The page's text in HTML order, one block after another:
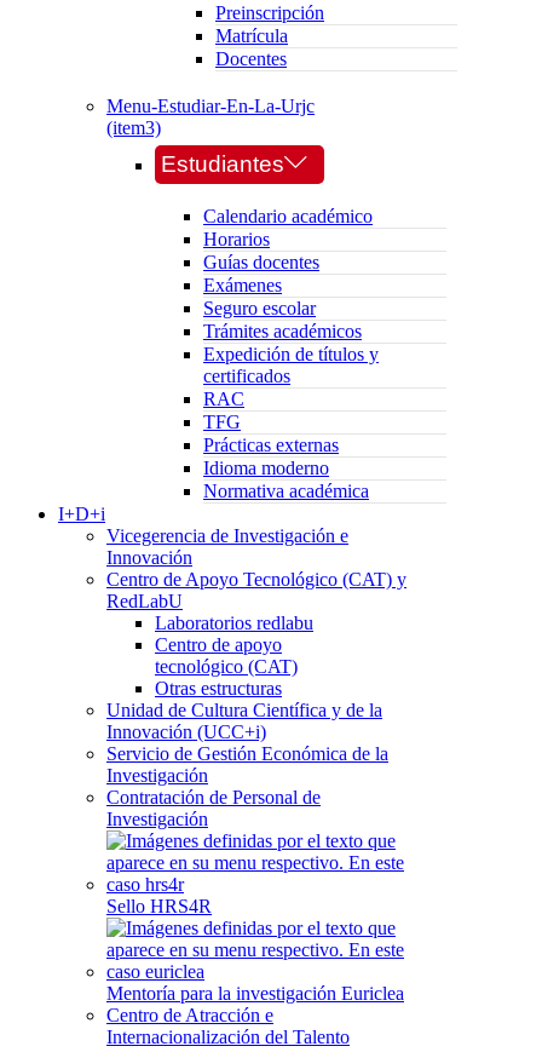
Preinscripción
Matrícula
Docentes
Menu-Estudiar-En-La-Urjc
(item3)
Estudiantes
Calendario académico
Horarios
Guías docentes
Exámenes
Seguro escolar
Trámites académicos
Expedición de títulos y
certificados
RAC
TFG
Prácticas externas
Idioma moderno
Normativa académica
I+D+i
Vicegerencia de Investigación e
Innovación
Centro de Apoyo Tecnológico (CAT) y
RedLabU
Laboratorios redlabu
Centro de apoyo
tecnológico (CAT)
Otras estructuras
Unidad de Cultura Científica y de la
Innovación (UCC+i)
Servicio de Gestión Económica de la
Investigación
Contratación de Personal de
Investigación
Sello HRS4R
Mentoría para la investigación Euriclea
Centro de Atracción e
Internacionalización del Talento